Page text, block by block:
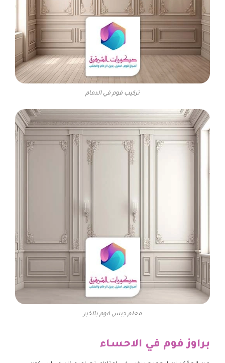
تركيب فوم في الدمام
معلم جبس فوم بالخبر
براوز فوم في الاحساء